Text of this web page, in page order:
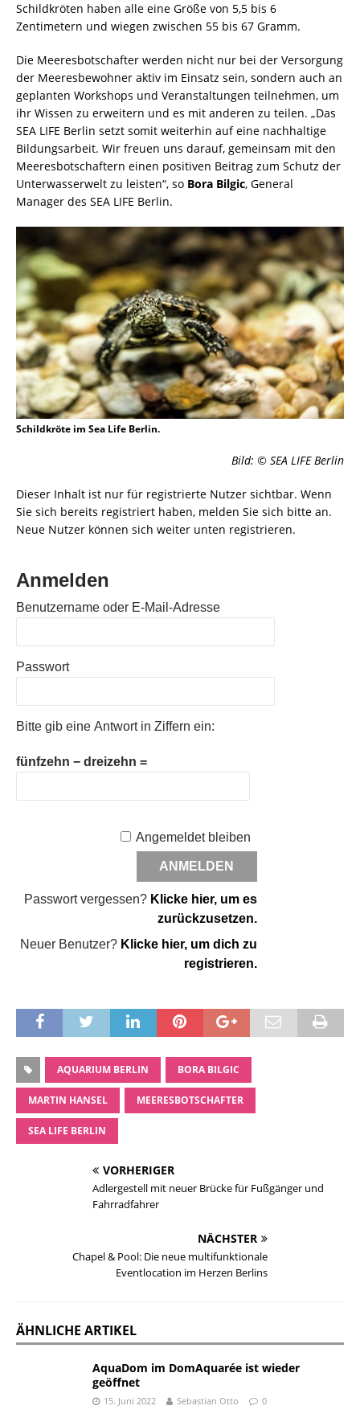
Schildkröten haben alle eine Größe von 5,5 bis 6
Zentimetern und wiegen zwischen 55 bis 67 Gramm.
Die Meeresbotschafter werden nicht nur bei der Versorgung
der Meeresbewohner aktiv im Einsatz sein, sondern auch an
geplanten Workshops und Veranstaltungen teilnehmen, um
ihr Wissen zu erweitern und es mit anderen zu teilen. „Das
SEA LIFE Berlin setzt somit weiterhin auf eine nachhaltige
Bildungsarbeit. Wir freuen uns darauf, gemeinsam mit den
Meeresbotschaftern einen positiven Beitrag zum Schutz der
Unterwasserwelt zu leisten“, so Bora Bilgic, General
Manager des SEA LIFE Berlin.
Schildkröte im Sea Life Berlin.
Bild: © SEA LIFE Berlin
Dieser Inhalt ist nur für registrierte Nutzer sichtbar. Wenn
Sie sich bereits registriert haben, melden Sie sich bitte an.
Neue Nutzer können sich weiter unten registrieren.
Anmelden
Benutzername oder E-Mail-Adresse
Passwort
Bitte gib eine Antwort in Ziffern ein:
fünfzehn − dreizehn =
Angemeldet bleiben
Passwort vergessen? Klicke hier, um es
zurückzusetzen.
Neuer Benutzer? Klicke hier, um dich zu
registrieren.
AQUARIUM BERLIN BORA BILGIC
MARTIN HANSEL MEERESBOTSCHAFTER
SEA LIFE BERLIN
VORHERIGER
Adlergestell mit neuer Brücke für Fußgänger und
Fahrradfahrer
NÄCHSTER
Chapel & Pool: Die neue multifunktionale
Eventlocation im Herzen Berlins
ÄHNLICHE ARTIKEL
AquaDom im DomAquarée ist wieder
geöffnet
15. Juni 2022 Sebastian Otto 0